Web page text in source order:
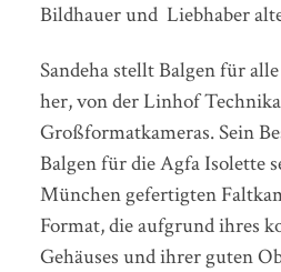
Bildhauer und Liebhaber
Sandeha stellt Balgen für
her, von der Linhof
Großformatkameras. Sein
Balgen für die Agfa Isolette
München gefertigten
Format, die aufgrund ihres
Gehäuses und ihrer guten